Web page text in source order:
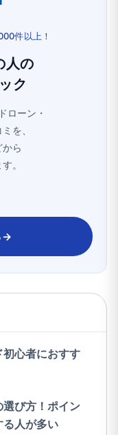
は順次すべての
。
一覧表
声や口コミも重
るカードを選定
件以上！
人の
ク
ローン・
を、
ら
。
→
心者におすす
び方！ポイン
る人が多い